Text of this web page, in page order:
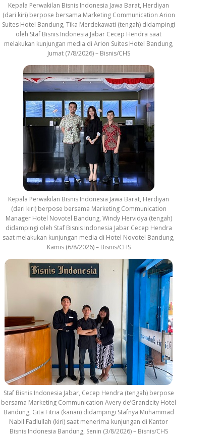
Kepala Perwakilan Bisnis Indonesia Jawa Barat, Herdiyan
(dari kiri) berpose bersama Marketing Communication Arion
Suites Hotel Bandung, Tika Merdekawati (tengah) didampingi
oleh Staf Bisnis Indonesia Jabar Cecep Hendra saat
melakukan kunjungan media di Arion Suites Hotel Bandung,
Jumat (7/8/2026) – Bisnis/CHS
Kepala Perwakilan Bisnis Indonesia Jawa Barat, Herdiyan
(dari kiri) berpose bersama Marketing Communication
Manager Hotel Novotel Bandung, Windy Hervidya (tengah)
didampingi oleh Staf Bisnis Indonesia Jabar Cecep Hendra
saat melakukan kunjungan media di Hotel Novotel Bandung,
Kamis (6/8/2026) – Bisnis/CHS
Staf Bisnis Indonesia Jabar, Cecep Hendra (tengah) berpose
bersama Marketing Communication Avery de’Grandcity Hotel
Bandung, Gita Fitria (kanan) didampingi Stafnya Muhammad
Nabil Fadlullah (kiri) saat menerima kunjungan di Kantor
Bisnis Indonesia Bandung, Senin (3/8/2026) – Bisnis/CHS